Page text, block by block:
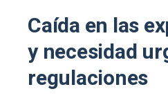
Caída en las
y necesidad
regulaciones